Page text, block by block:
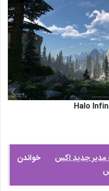
خواندن
مدیر جدید اکس